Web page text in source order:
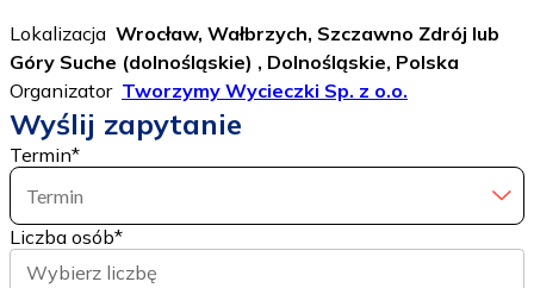
Lokalizacja Wrocław, Wałbrzych, Szczawno Zdrój lub
Góry Suche (dolnośląskie) , Dolnośląskie, Polska
Organizator Tworzymy Wycieczki Sp. z o.o.
Wyślij zapytanie
Termin*
Termin
Liczba osób*
Wybierz liczbę